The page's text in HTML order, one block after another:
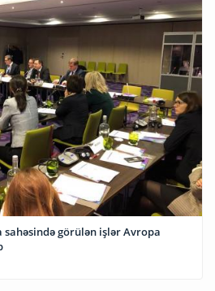
görülən işlər Avropa